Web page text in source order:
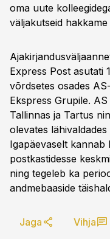
oma uute
väljakutseid
Express Post asutati
võrdsetes osades
Ekspress Grupile.
Tallinnas ja Tartus
olevates
Igapäevaselt kannab
postkastidesse
ning tegeleb ka
andmebaaside
Jaga Vihja